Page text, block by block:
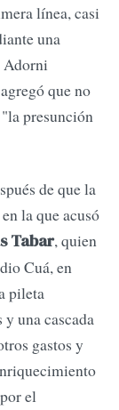
línea, casi
una
Adorni
que no
presunción
de que la
la que acusó
Tabar, quien
Cuá, en
pileta
una cascada
gastos y
el